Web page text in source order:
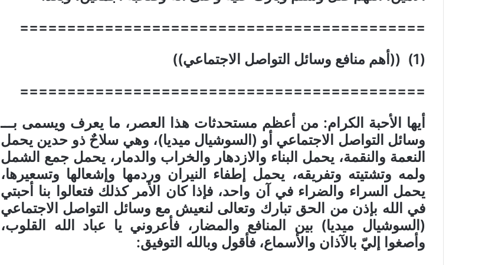
===========================================
(
1
) (( أهم منافع وسائل التواصل الاجتماعي))
===========================================
أيها الأحبة الكرام: من أعظم مستحدثات هذا العصر، ما يعرف ويسمى بـــ
وسائل التواصل الاجتماعي أو (السوشيال ميديا)، وهي سلاحٌ ذو حدين يحمل
النعمة والنقمة، يحمل البناء والازدهار والخراب والدمار، يحمل جمع الشمل
ولمه وتشتيته وتفريقه، يحمل إطفاء النيران وردمها وإشعالها وتسعيرها،
يحمل السراء والضراء في آن واحد، فإذا كان الأمر كذلك فتعالوا بنا أحبتي
في الله بإذن من الحق تبارك وتعالى لنعيش مع وسائل التواصل الاجتماعي
(السوشيال ميديا) بين المنافع والمضار، فأعروني يا عباد الله القلوب،
وأصغوا إليّ بالآذان والأسماع، فأقول وبالله التوفيق: